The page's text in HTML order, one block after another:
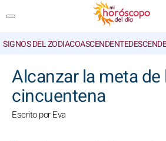
SIGNOS DEL ZODIACOASCENDENTE
Alcanzar la meta de
cincuentena
Escrito por Eva